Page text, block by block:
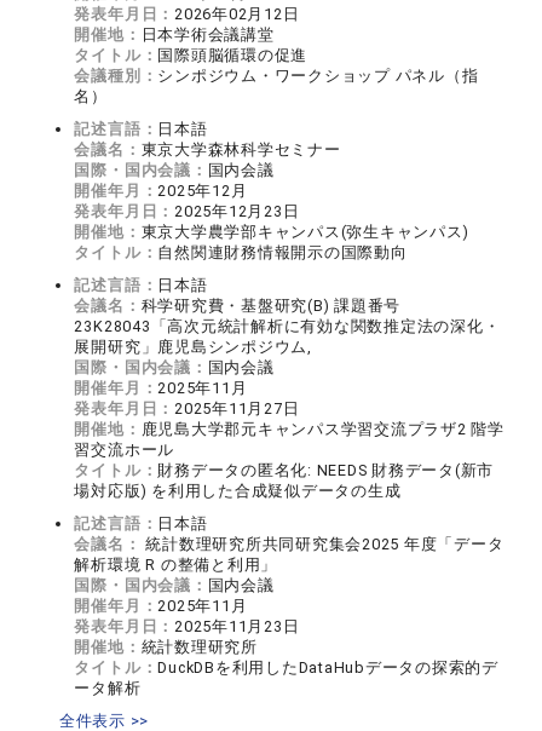
発表年月日： 2026年02月12日
開催地： 日本学術会議講堂
タイトル： 国際頭脳循環の促進
会議種別： シンポジウム・ワークショップ パネル（指
名）
記述言語： 日本語
会議名： 東京大学森林科学セミナー
国際・国内会議： 国内会議
開催年月： 2025年12月
発表年月日： 2025年12月23日
開催地： 東京大学農学部キャンパス(弥生キャンパス)
タイトル： 自然関連財務情報開示の国際動向
記述言語： 日本語
会議名： 科学研究費・基盤研究(B) 課題番号
23K28043「高次元統計解析に有効な関数推定法の深化・
展開研究」鹿児島シンポジウム,
国際・国内会議： 国内会議
開催年月： 2025年11月
発表年月日： 2025年11月27日
開催地： 鹿児島大学郡元キャンパス学習交流プラザ2 階学
習交流ホール
タイトル： 財務データの匿名化: NEEDS 財務データ(新市
場対応版) を利用した合成疑似データの生成
記述言語： 日本語
会議名： 統計数理研究所共同研究集会2025 年度「データ
解析環境 R の整備と利用」
国際・国内会議： 国内会議
開催年月： 2025年11月
発表年月日： 2025年11月23日
開催地： 統計数理研究所
タイトル：DuckDBを利用したDataHubデータの探索的デ
ータ解析
全件表示 >>